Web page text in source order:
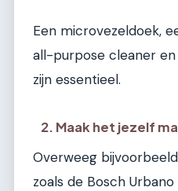
Een microvezeldoek,
all-purpose cleaner
zijn essentieel.
2. Maak het jezelf
Overweeg
zoals de Bosch